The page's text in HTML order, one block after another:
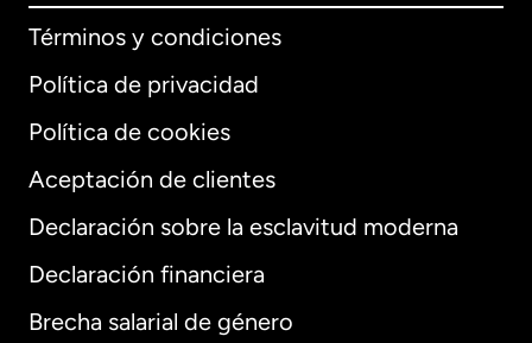
Términos y condiciones
Política de privacidad
Política de cookies
Aceptación de clientes
Declaración sobre la esclavitud moderna
Declaración financiera
Brecha salarial de género
Internacional English